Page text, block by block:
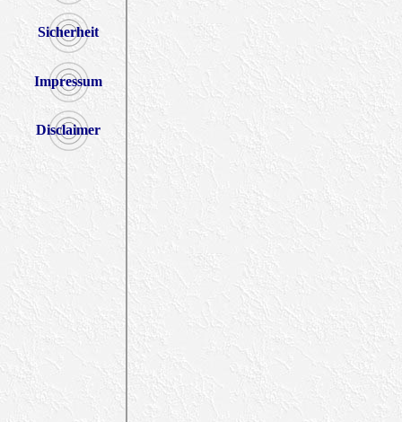
Sicherheit
Impressum
Disclaimer